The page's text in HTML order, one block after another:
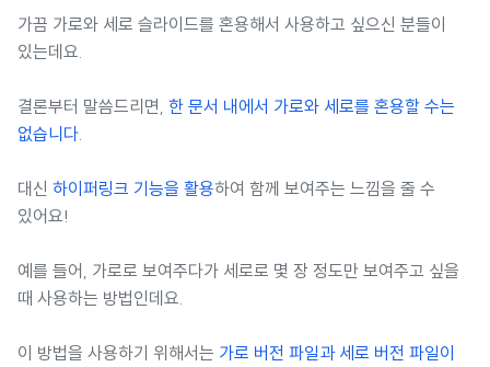
가끔 가로와 세로 슬라이드를 혼용해서 사용하고 싶으신 분들이
있는데요.
결론부터 말씀드리면, 한 문서 내에서 가로와 세로를 혼용할 수는
없습니다.
대신 하이퍼링크 기능을 활용하여 함께 보여주는 느낌을 줄 수
있어요!
예를 들어, 가로로 보여주다가 세로로 몇 장 정도만 보여주고 싶을
때 사용하는 방법인데요.
이 방법을 사용하기 위해서는 가로 버전 파일과 세로 버전 파일이